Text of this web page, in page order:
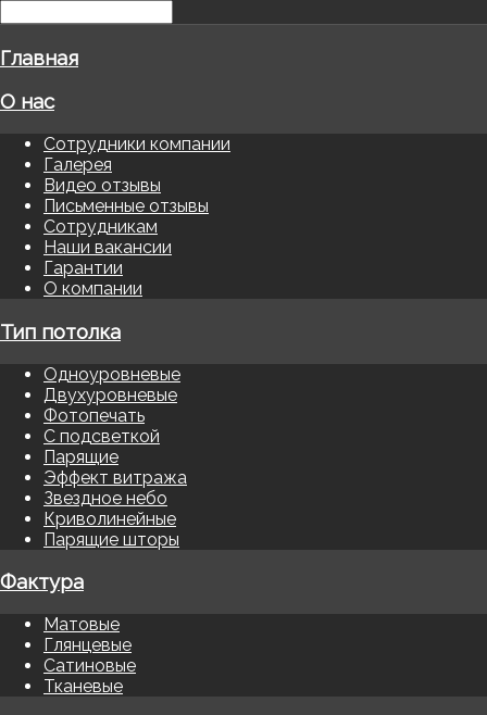
Главная
О нас
Сотрудники компании
Галерея
Видео отзывы
Письменные отзывы
Сотрудникам
Наши вакансии
Гарантии
О компании
Тип потолка
Одноуровневые
Двухуровневые
Фотопечать
С подсветкой
Парящие
Эффект витража
Звездное небо
Криволинейные
Парящие шторы
Фактура
Матовые
Глянцевые
Сатиновые
Тканевые